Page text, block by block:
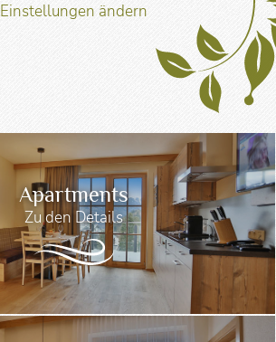
Einstellungen ändern
Apartments
Zu den Details